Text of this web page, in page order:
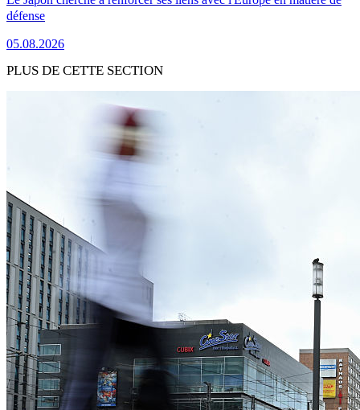
défense
05.08.2026
PLUS DE CETTE SECTION